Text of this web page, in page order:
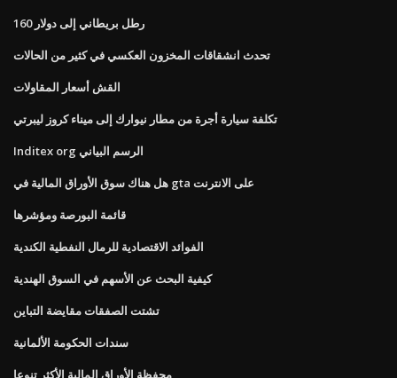
160 رطل بريطاني إلى دولار
تحدث انشقاقات المخزون العكسي في كثير من الحالات
القش أسعار المقاولات
تكلفة سيارة أجرة من مطار نيوارك إلى ميناء كروز ليبرتي
Inditex org الرسم البياني
هل هناك سوق الأوراق المالية في gta على الانترنت
قائمة البورصة ومؤشرها
الفوائد الاقتصادية للرمال النفطية الكندية
كيفية البحث عن الأسهم في السوق الهندية
تشتت الصفقات مقايضة التباين
سندات الحكومة الألمانية
محفظة الأوراق المالية الأكثر تنوعا